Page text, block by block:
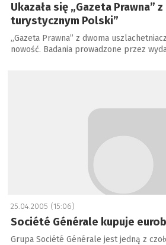
Ukazała się „Gazeta Prawna”
turystycznym Polski”
„Gazeta Prawna” z dwoma
nowość. Badania prowadzone przez
25.04.2005 (15:06)
Société Générale kupuje
Grupa Société Générale jest jedną z